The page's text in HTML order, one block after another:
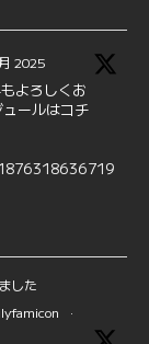
2025
よろしくお
ールはコチ
した
·